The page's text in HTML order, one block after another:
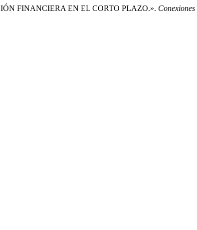
FINANCIERA EN EL CORTO PLAZO.». Conexiones